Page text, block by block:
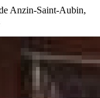
Anzin-Saint-Aubin,